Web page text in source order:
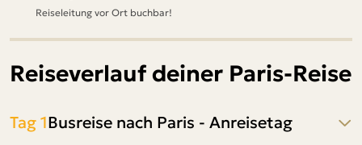
Reiseleitung vor Ort buchbar!
Reiseverlauf deiner Paris-Reise
Tag 1Busreise nach Paris - Anreisetag